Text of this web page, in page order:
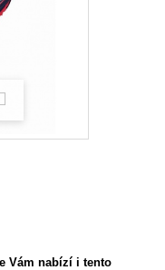
Vám nabízí i tento